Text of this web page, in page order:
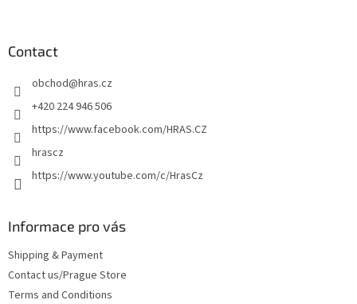
Contact
obchod@hras.cz
+420 224 946 506
https://www.facebook.com/HRAS.CZ
hrascz
https://www.youtube.com/c/HrasCz
Informace pro vás
Shipping & Payment
Contact us/Prague Store
Terms and Conditions